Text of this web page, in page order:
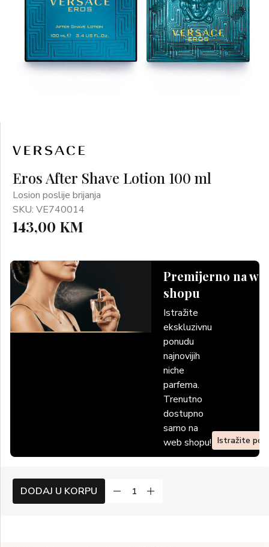
Eros After Shave Lotion 100 ml
Losion poslije brijanja
SKU: VE740014
143,00 KM
Premijerno na
shopu
Istražite
ekskluzivnu
ponudu
najnovijih
niche
parfema.
Trenutno
dostupno
samo na
web shopu! Istražite
DODAJ U KORPU